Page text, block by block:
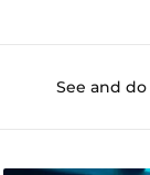
See and do